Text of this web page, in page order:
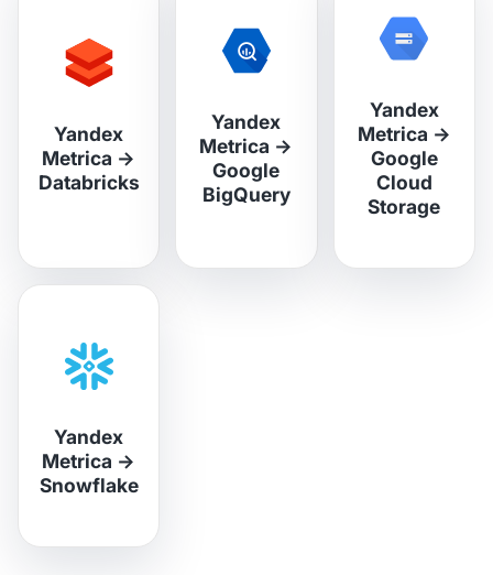
Yandex
Metrica →
Databricks
Yandex
Metrica →
Google
BigQuery
Yandex
Metrica →
Google
Cloud
Storage
Yandex
Metrica →
Snowflake